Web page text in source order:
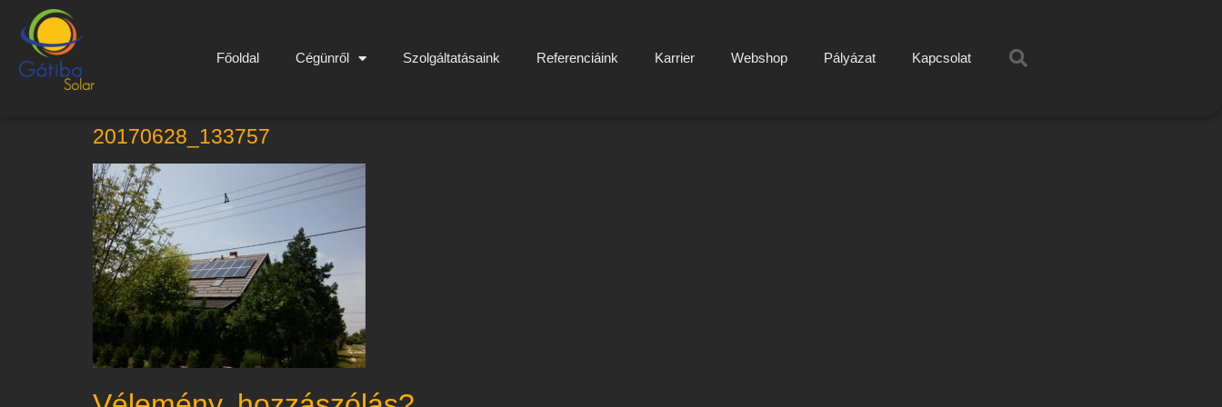
Főoldal Cégünről Szolgáltatásaink Referenciáink Karrier Webshop Pályázat Kapcsolat
20170628_133757